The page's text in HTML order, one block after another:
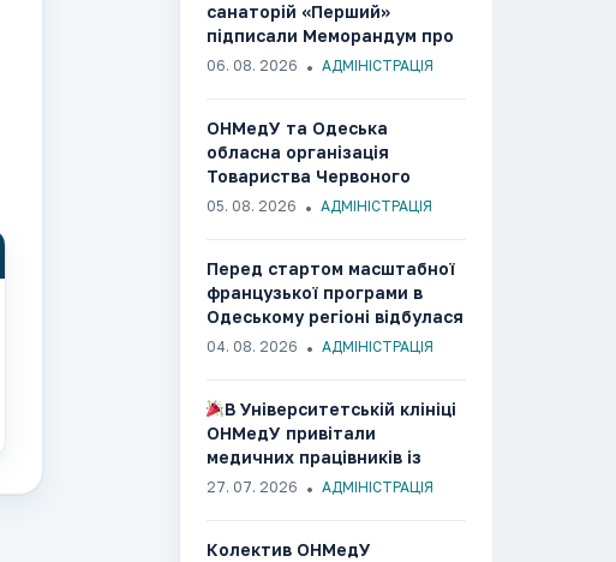
санаторій «Перший»
підписали Меморандум про
співпрацю
06. 08. 2026 АДМІНІСТРАЦІЯ
ОНМедУ та Одеська
обласна організація
Товариства Червоного
Хреста України об’єднали
соціальних ініціатив
05. 08. 2026 АДМІНІСТРАЦІЯ
Перед стартом масштабної
французької програми в
Одеському регіоні відбулася
ознайомча зустріч із
04. 08. 2026 АДМІНІСТРАЦІЯ
В Університетській клініці
ОНМедУ привітали
медичних працівників із
професійним святом
27. 07. 2026 АДМІНІСТРАЦІЯ
Колектив ОНМедУ